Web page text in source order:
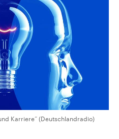
aktuelle Weltgeschehen.
Podcasts
Karriere“ (Deutschlandradio)